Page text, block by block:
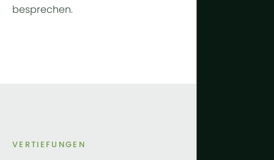
besprechen.
VERTIEFUNGEN